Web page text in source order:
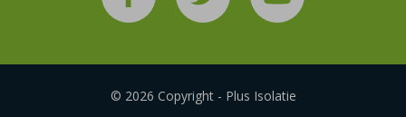
© 2026 Copyright - Plus Isolatie